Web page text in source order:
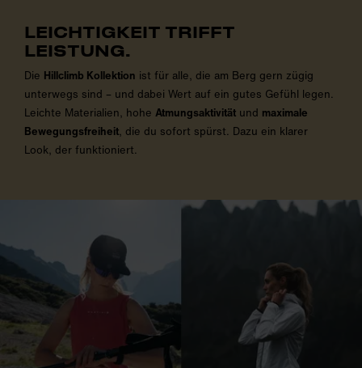
LEICHTIGKEIT TRIFFT
LEISTUNG.
Die Hillclimb Kollektion ist für alle, die am Berg gern zügig
unterwegs sind – und dabei Wert auf ein gutes Gefühl legen.
Leichte Materialien, hohe Atmungsaktivität und maximale
Bewegungsfreiheit, die du sofort spürst. Dazu ein klarer
Look, der funktioniert.